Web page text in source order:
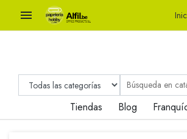

Tiendas Blog